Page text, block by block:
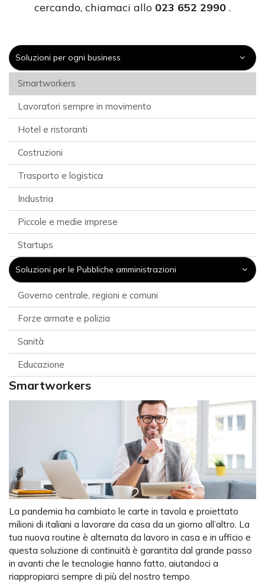
cercando, chiamaci allo 023 652 2990 .
Soluzioni per ogni business
Smartworkers
Lavoratori sempre in movimento
Hotel e ristoranti
Costruzioni
Trasporto e logistica
Industria
Piccole e medie imprese
Startups
Soluzioni per le Pubbliche amministrazioni
Governo centrale, regioni e comuni
Forze armate e polizia
Sanità
Educazione
Smartworkers
La pandemia ha cambiato le carte in tavola e proiettato
milioni di italiani a lavorare da casa da un giorno all’altro. La
tua nuova routine è alternata da lavoro in casa e in ufficio e
questa soluzione di continuità è garantita dal grande passo
in avanti che le tecnologie hanno fatto, aiutandoci a
riappropiarci sempre di più del nostro tempo.